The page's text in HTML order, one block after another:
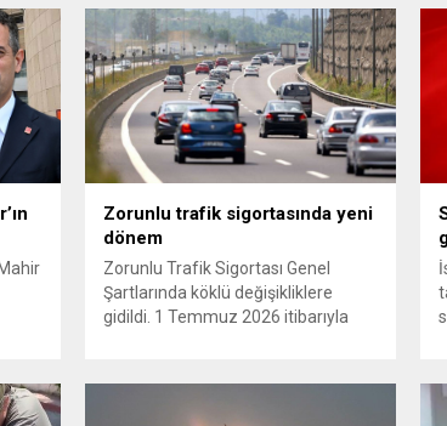
Zorunlu trafik sigortasında yeni
dönem
Zorunlu Trafik Sigortası Genel
Şartlarında köklü değişikliklere
gidildi. 1 Temmuz 2026 itibarıyla
yönelik rücu (zararı rücu ettirme)
haklarını genişletirken, orijinal parça